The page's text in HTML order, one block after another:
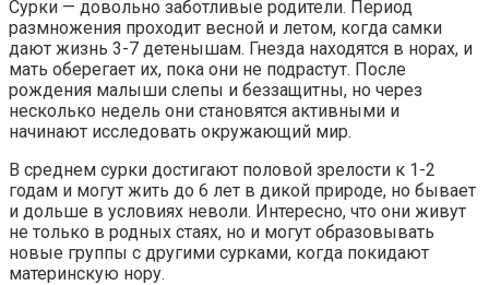
Сурки — довольно заботливые родители. Период
размножения проходит весной и летом, когда самки
дают жизнь 3-7 детенышам. Гнезда находятся в норах, и
мать оберегает их, пока они не подрастут. После
рождения малыши слепы и беззащитны, но через
несколько недель они становятся активными и
начинают исследовать окружающий мир.
В среднем сурки достигают половой зрелости к 1-2
годам и могут жить до 6 лет в дикой природе, но бывает
и дольше в условиях неволи. Интересно, что они живут
не только в родных стаях, но и могут образовывать
новые группы с другими сурками, когда покидают
материнскую нору.